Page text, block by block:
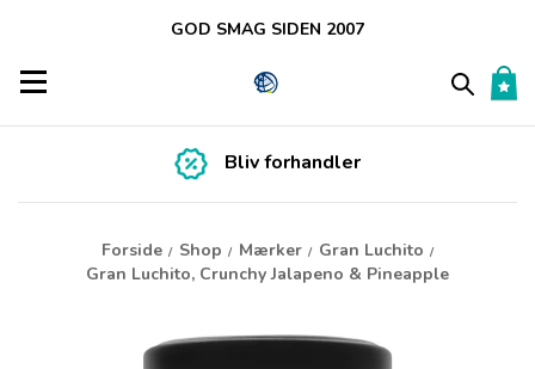
GOD SMAG SIDEN 2007
Toggle navigation
Bliv forhandler
Forside / Shop / Mærker / Gran Luchito /
Gran Luchito, Crunchy Jalapeno & Pineapple